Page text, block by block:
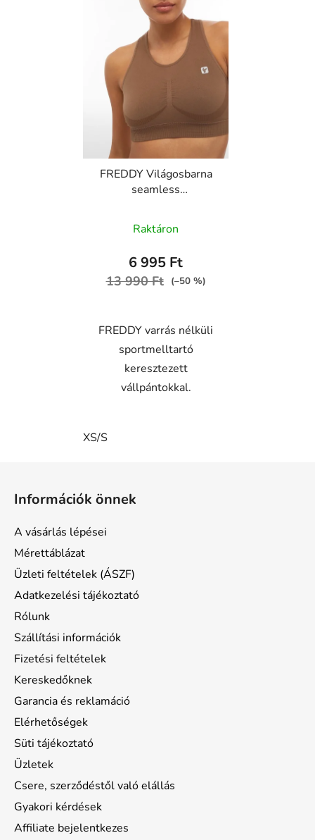
FREDDY Világosbarna
seamless
keresztezett vállpánttal
F3WSFB10, M105
Raktáron
6 995 Ft
13 990 Ft (–50 %)
FREDDY varrás nélküli
sportmelltartó
keresztezett
vállpántokkal.
XS/S
Információk önnek
A vásárlás lépései
Mérettáblázat
Üzleti feltételek (ÁSZF)
Adatkezelési tájékoztató
Rólunk
Szállítási információk
Fizetési feltételek
Kereskedőknek
Garancia és reklamáció
Elérhetőségek
Süti tájékoztató
Üzletek
Csere, szerződéstől való elállás
Gyakori kérdések
Affiliate bejelentkezes